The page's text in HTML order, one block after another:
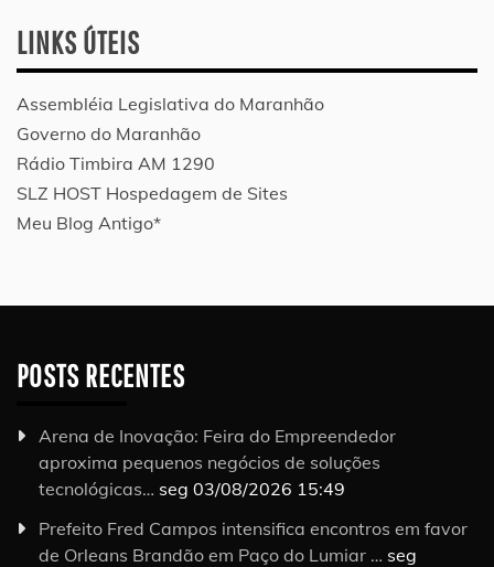
LINKS ÚTEIS
Assembléia Legislativa do Maranhão
Governo do Maranhão
Rádio Timbira AM 1290
SLZ HOST Hospedagem de Sites
Meu Blog Antigo*
POSTS RECENTES
Arena de Inovação: Feira do Empreendedor
aproxima pequenos negócios de soluções
tecnológicas… seg 03/08/2026 15:49
Prefeito Fred Campos intensifica encontros em favor
de Orleans Brandão em Paço do Lumiar … seg